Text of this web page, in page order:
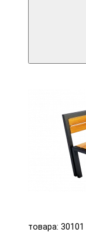
товара: 30101